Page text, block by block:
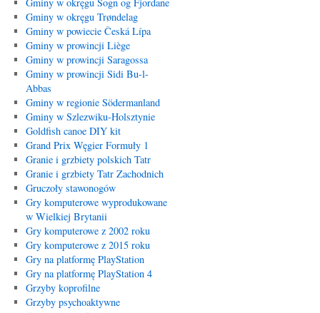
Gminy w okręgu Trøndelag
Gminy w powiecie Česká Lípa
Gminy w prowincji Liège
Gminy w prowincji Saragossa
Gminy w prowincji Sidi Bu-l-
Abbas
Gminy w regionie Södermanland
Gminy w Szlezwiku-Holsztynie
Goldfish canoe DIY kit
Grand Prix Węgier Formuły 1
Granie i grzbiety polskich Tatr
Granie i grzbiety Tatr Zachodnich
Gruczoły stawonogów
Gry komputerowe wyprodukowane
w Wielkiej Brytanii
Gry komputerowe z 2002 roku
Gry komputerowe z 2015 roku
Gry na platformę PlayStation
Gry na platformę PlayStation 4
Grzyby koprofilne
Grzyby psychoaktywne